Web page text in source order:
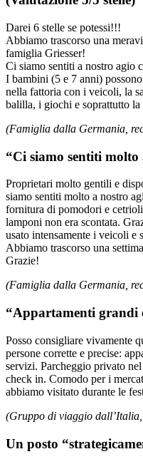
Darei 6 stelle se potessi!!!
Abbiamo trascorso una
famiglia Griesser!
Ci siamo sentiti a nostro agio
I bambini (5 e 7 anni)
nella fattoria con i veicoli, la
balilla, i giochi e soprattutto
(Famiglia dalla Germania,
“Ci siamo sentiti molto
Proprietari molto gentili e
siamo sentiti molto a nostro
fornitura di pomodori e
lamponi non era scontata.
usato intensamente i veicoli
Abbiamo trascorso una
Grazie!
(Famiglia dalla Germania,
“Appartamenti grandi
Posso consigliare vivamente
persone corrette e precise:
servizi. Parcheggio privato
check in. Comodo per i
abbiamo visitato durante le
(Gruppo di viaggio
Un posto